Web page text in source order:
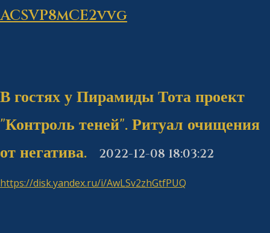
ACSVP8mCE2vvg
В гостях у Пирамиды Тота проект
"Контроль теней". Ритуал очищения
от негатива.
2022-12-08 18:03:22
https://disk.yandex.ru/i/AwLSv2zhGtfPUQ